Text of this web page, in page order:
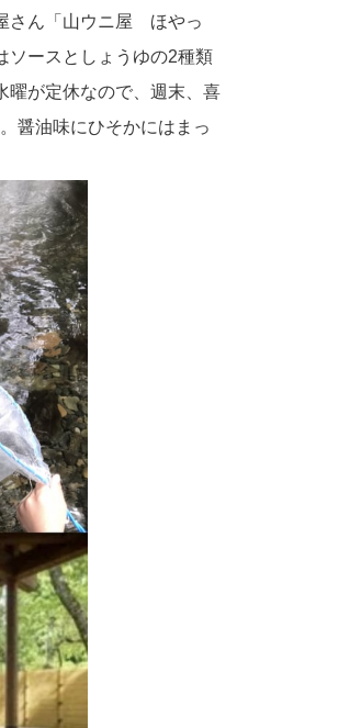
さん「山ウニ屋 ほやっ
ソースとしょうゆの2種類
曜が定休なので、週末、喜
醤油味にひそかにはまっ